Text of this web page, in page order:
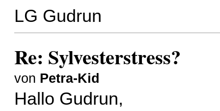
LG Gudrun
Re: Sylvesterstress?
von Petra-Kid
Hallo Gudrun,